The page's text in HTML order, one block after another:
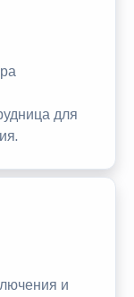
для
и